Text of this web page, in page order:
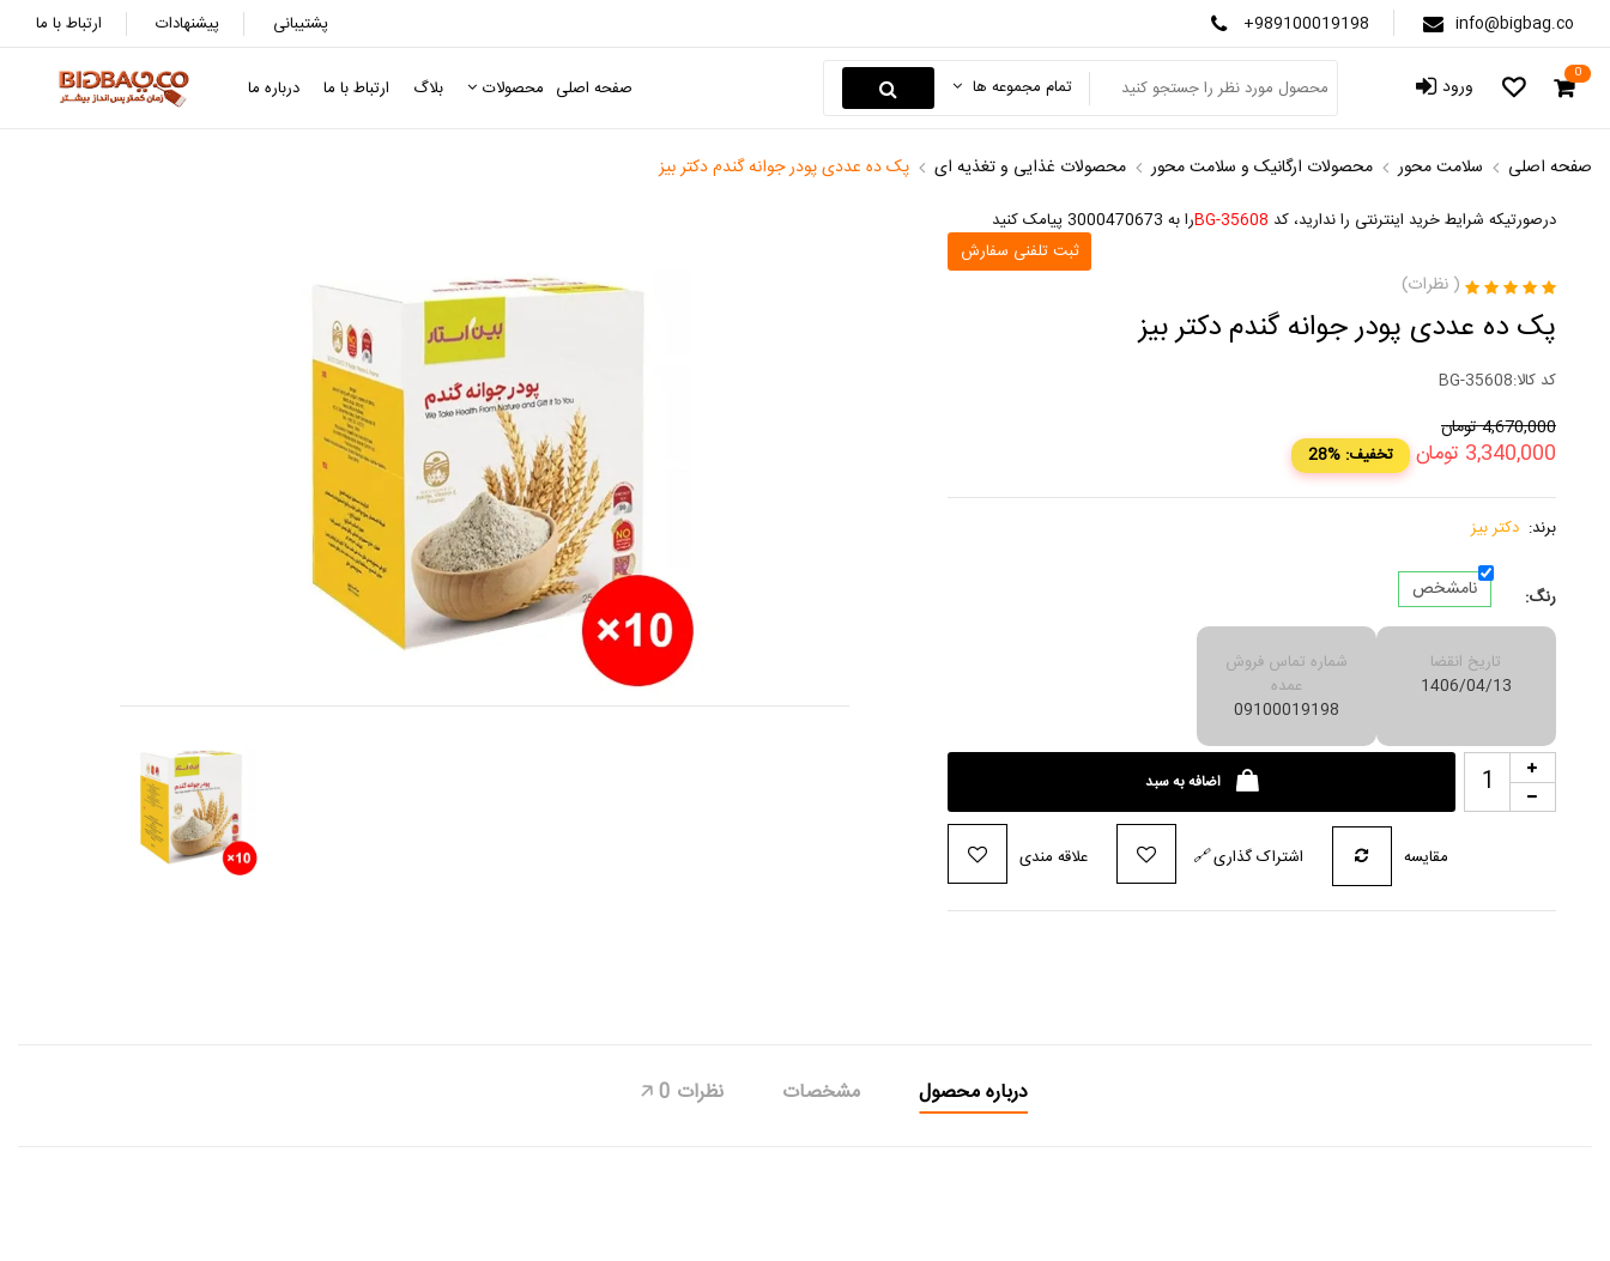
ارتباط با ما پیشنهادات پشتیبانی +989100019198 info@bigbag.co
صفحه اصلی محصولات بلاگ ارتباط با ما درباره ما تمام مجموعه ها ورود 0
صفحه اصلی سلامت محور محصولات ارگانیک و سلامت محور محصولات غذایی و تغذیه ای پک ده عددی پودر جوانه گندم دکتر بیز
درصورتیکه شرایط خرید اینترنتی را ندارید، کد BG-35608را به 3000470673 پیامک کنید
ثبت تلفنی سفارش
( نظرات)
پک ده عددی پودر جوانه گندم دکتر بیز
کد کالا:BG-35608
4,670,000تومان
3,340,000 تومان 28% :تخفیف
برند: دکتر بیز
رنگ: نامشخص
تاریخ انقضا
1406/04/13
شماره تماس فروش
عمده
09100019198
اضافه به سبد
علاقه مندی 🔗اشتراک گذاری مقایسه
درباره محصول مشخصات نظرات 0
🡥